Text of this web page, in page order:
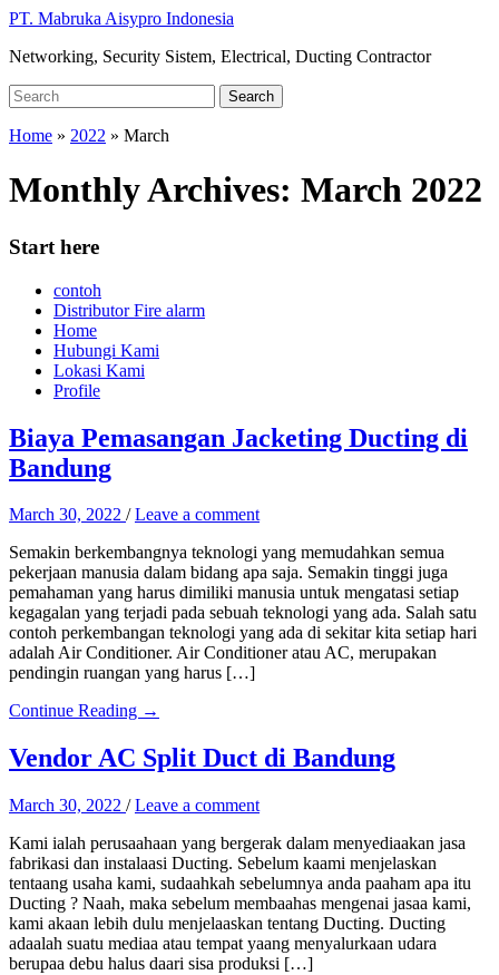
Skip
main
PT. Mabruka Aisypro Indonesia
Networking, Security Sistem, Electrical, Ducting Contractor
Search
for:
Search
Home » 2022 » March
Monthly Archives: March 2022
Start here
contoh
Distributor Fire alarm
Home
Hubungi Kami
Lokasi Kami
Profile
Biaya Pemasangan Jacketing Ducting di
Bandung
March 30, 2022 /Leave a comment
Semakin berkembangnya teknologi yang memudahkan semua
pekerjaan manusia dalam bidang apa saja. Semakin tinggi juga
pemahaman yang harus dimiliki manusia untuk mengatasi setiap
kegagalan yang terjadi pada sebuah teknologi yang ada. Salah satu
contoh perkembangan teknologi yang ada di sekitar kita setiap hari
adalah Air Conditioner. Air Conditioner atau AC, merupakan
pendingin ruangan yang harus […]
Continue Reading →
Vendor AC Split Duct di Bandung
March 30, 2022 /Leave a comment
Kami ialah perusaahaan yang bergerak dalam menyediaakan jasa
fabrikasi dan instalaasi Ducting. Sebelum kaami menjelaskan
tentaang usaha kami, sudaahkah sebelumnya anda paaham apa itu
Ducting ? Naah, maka sebelum membaahas mengenai jasaa kami,
kami akaan lebih dulu menjelaaskan tentang Ducting. Ducting
adaalah suatu mediaa atau tempat yaang menyalurkaan udara
berupaa debu halus daari sisa produksi […]